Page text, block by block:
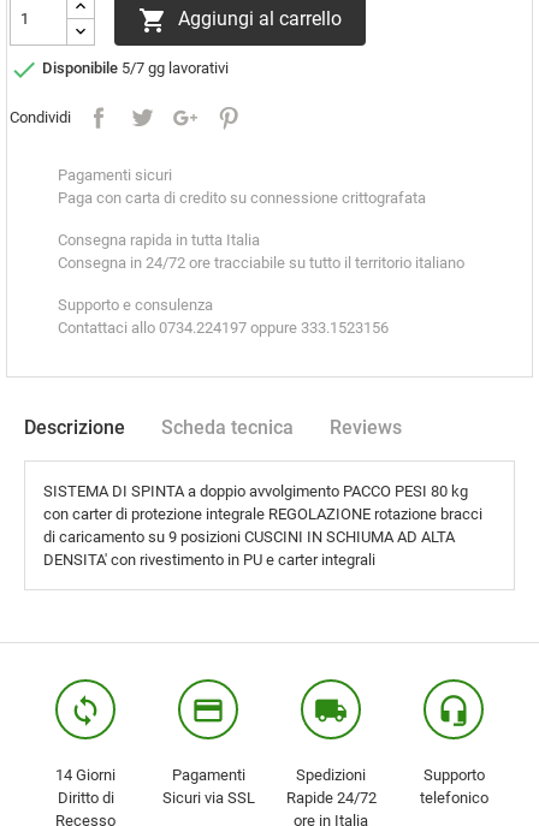
 Aggiungi al carrello
 Disponibile 5/7 gg lavorativi
Condividi
Pagamenti sicuri
Paga con carta di credito su connessione crittografata
Consegna rapida in tutta Italia
Consegna in 24/72 ore tracciabile su tutto il territorio italiano
Supporto e consulenza
Contattaci allo 0734.224197 oppure 333.1523156
Descrizione Scheda tecnica Reviews
SISTEMA DI SPINTA a doppio avvolgimento PACCO PESI 80 kg
con carter di protezione integrale REGOLAZIONE rotazione bracci
di caricamento su 9 posizioni CUSCINI IN SCHIUMA AD ALTA
DENSITA' con rivestimento in PU e carter integrali
loop
14 Giorni
Diritto di
Recesso
credit_card
Pagamenti
Sicuri via SSL
local_shipping
Spedizioni
Rapide 24/72
ore in Italia
headset_mic
Supporto
telefonico